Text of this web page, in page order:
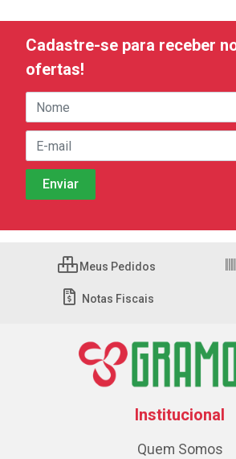
Cadastre-se para receber
ofertas!
Meus Pedidos
Notas Fiscais
Institucional
Quem Somos